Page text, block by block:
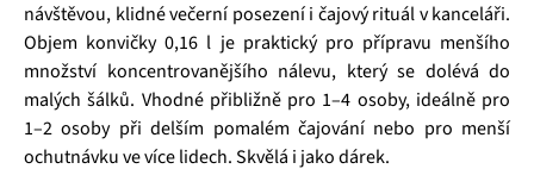
návštěvou, klidné večerní posezení i čajový rituál v kanceláři.
Objem konvičky 0,16 l je praktický pro přípravu menšího
množství koncentrovanějšího nálevu, který se dolévá do
malých šálků. Vhodné přibližně pro 1–4 osoby, ideálně pro
1–2 osoby při delším pomalém čajování nebo pro menší
ochutnávku ve více lidech. Skvělá i jako dárek.